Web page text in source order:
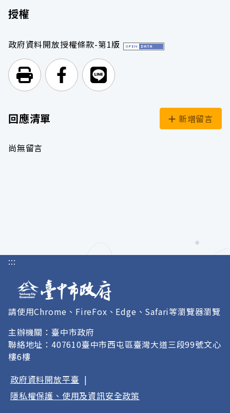
授權
政府資料開放授權條款-第1版
列印頁面前往Facebook
前往Line
回應清單 新增留言
尚無留言
:::
請使用Chrome、FireFox、Edge、Safari等瀏覽器瀏覽
主辦機關：臺中市政府
聯絡地址：407610臺中市西屯區臺灣大道三段99號文心
樓6樓
政府資料開放平臺 |
隱私權保護、使用及資訊安全政策